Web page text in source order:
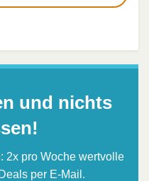
und nichts
2x pro Woche wertvolle
per E-Mail.